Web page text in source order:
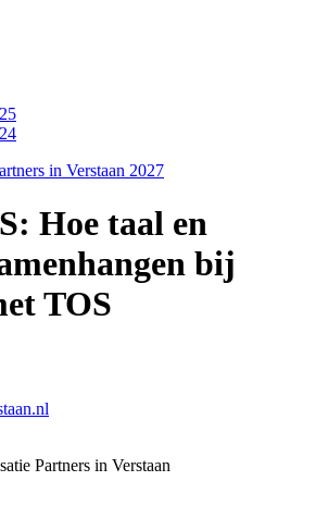
Hoe taal en
bij
TOS
Partners in Verstaan